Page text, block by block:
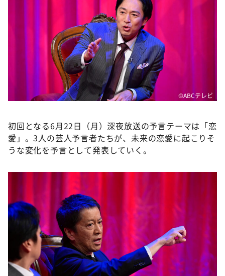
©ABCテレビ
初回となる6月22日（月）深夜放送の予言テーマは「恋
愛」。3人の芸人予言者たちが、未来の恋愛に起こりそ
うな変化を予言として発表していく。